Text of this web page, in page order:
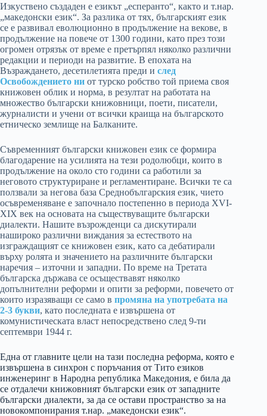
Изкуствено създаден е езикът „есперанто“, както и т.нар.
„македонски език“. За разлика от тях, българският език
се е развивал еволюционно в продължение на векове, в
продължение на повече от 1300 години, като през този
огромен отрязък от време е претърпял няколко различни
редакции и периоди на развитие. В епохата на
Възраждането, десетилетията преди и след
Освобождението ни от турско робство той приема своя
книжовен облик и норма, в резултат на работата на
множество български книжовници, поети, писатели,
журналисти и учени от всички краища на българското
етническо землище на Балканите.
Съвременният български книжовен език се формира
благодарение на усилията на тези родолюбци, които в
продължение на около сто години са работили за
неговото структуриране и регламентиране. Всички те са
ползвали за негова база Среднобългарския език, чието
осъвременяване е започнало постепенно в периода XVI-
XIX век на основата на съществуващите български
диалекти. Нашите възрожденци са дискутирали
нашироко различни виждания за естеството на
изграждащият се книжовен език, като са дебатирали
върху ролята и значението на различните български
наречия – източни и западни. По време на Третата
българска държава се осъществавят няколко
допълнителни реформи и опити за реформи, повечето от
които изразяващи се само в промяна на употребата на
2-3 букви, като последната е извършена от
комунистическата власт непосредствено след 9-ти
септември 1944 г.
Една от главните цели на тази последна реформа, която е
извършена в синхрон с поръчания от Тито езиков
инженеринг в Народна република Македония, е била да
се отдалечи книжовният български език от западните
български диалекти, за да се остави пространство за на
новокомпонирания т.нар. „македонски език“.